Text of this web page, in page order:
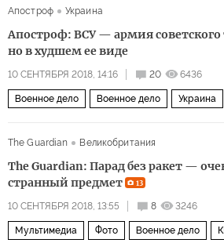
Альтернатива для Германии» (АДГ)
выборы популизм
равноправие правые
Апостроф Украина
Апостроф: ВСУ — армия советского
но в худшем ее виде
10 СЕНТЯБРЯ 2018, 14:16 20 6436
Военное дело Военное дело Украина
The Guardian
Великобритания
The Guardian: Парад без ракет —
странный предмет
13
10 СЕНТЯБРЯ 2018, 13:55 8 3246
Мультимедиа Фото Военное дело